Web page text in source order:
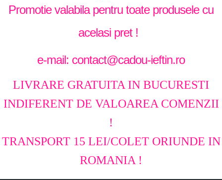
Promotie valabila pentru toate produsele cu
acelasi pret !
e-mail: contact@cadou-ieftin.ro
LIVRARE GRATUITA IN BUCURESTI
INDIFERENT DE VALOAREA COMENZII
!
TRANSPORT 15 LEI/COLET ORIUNDE IN
ROMANIA !